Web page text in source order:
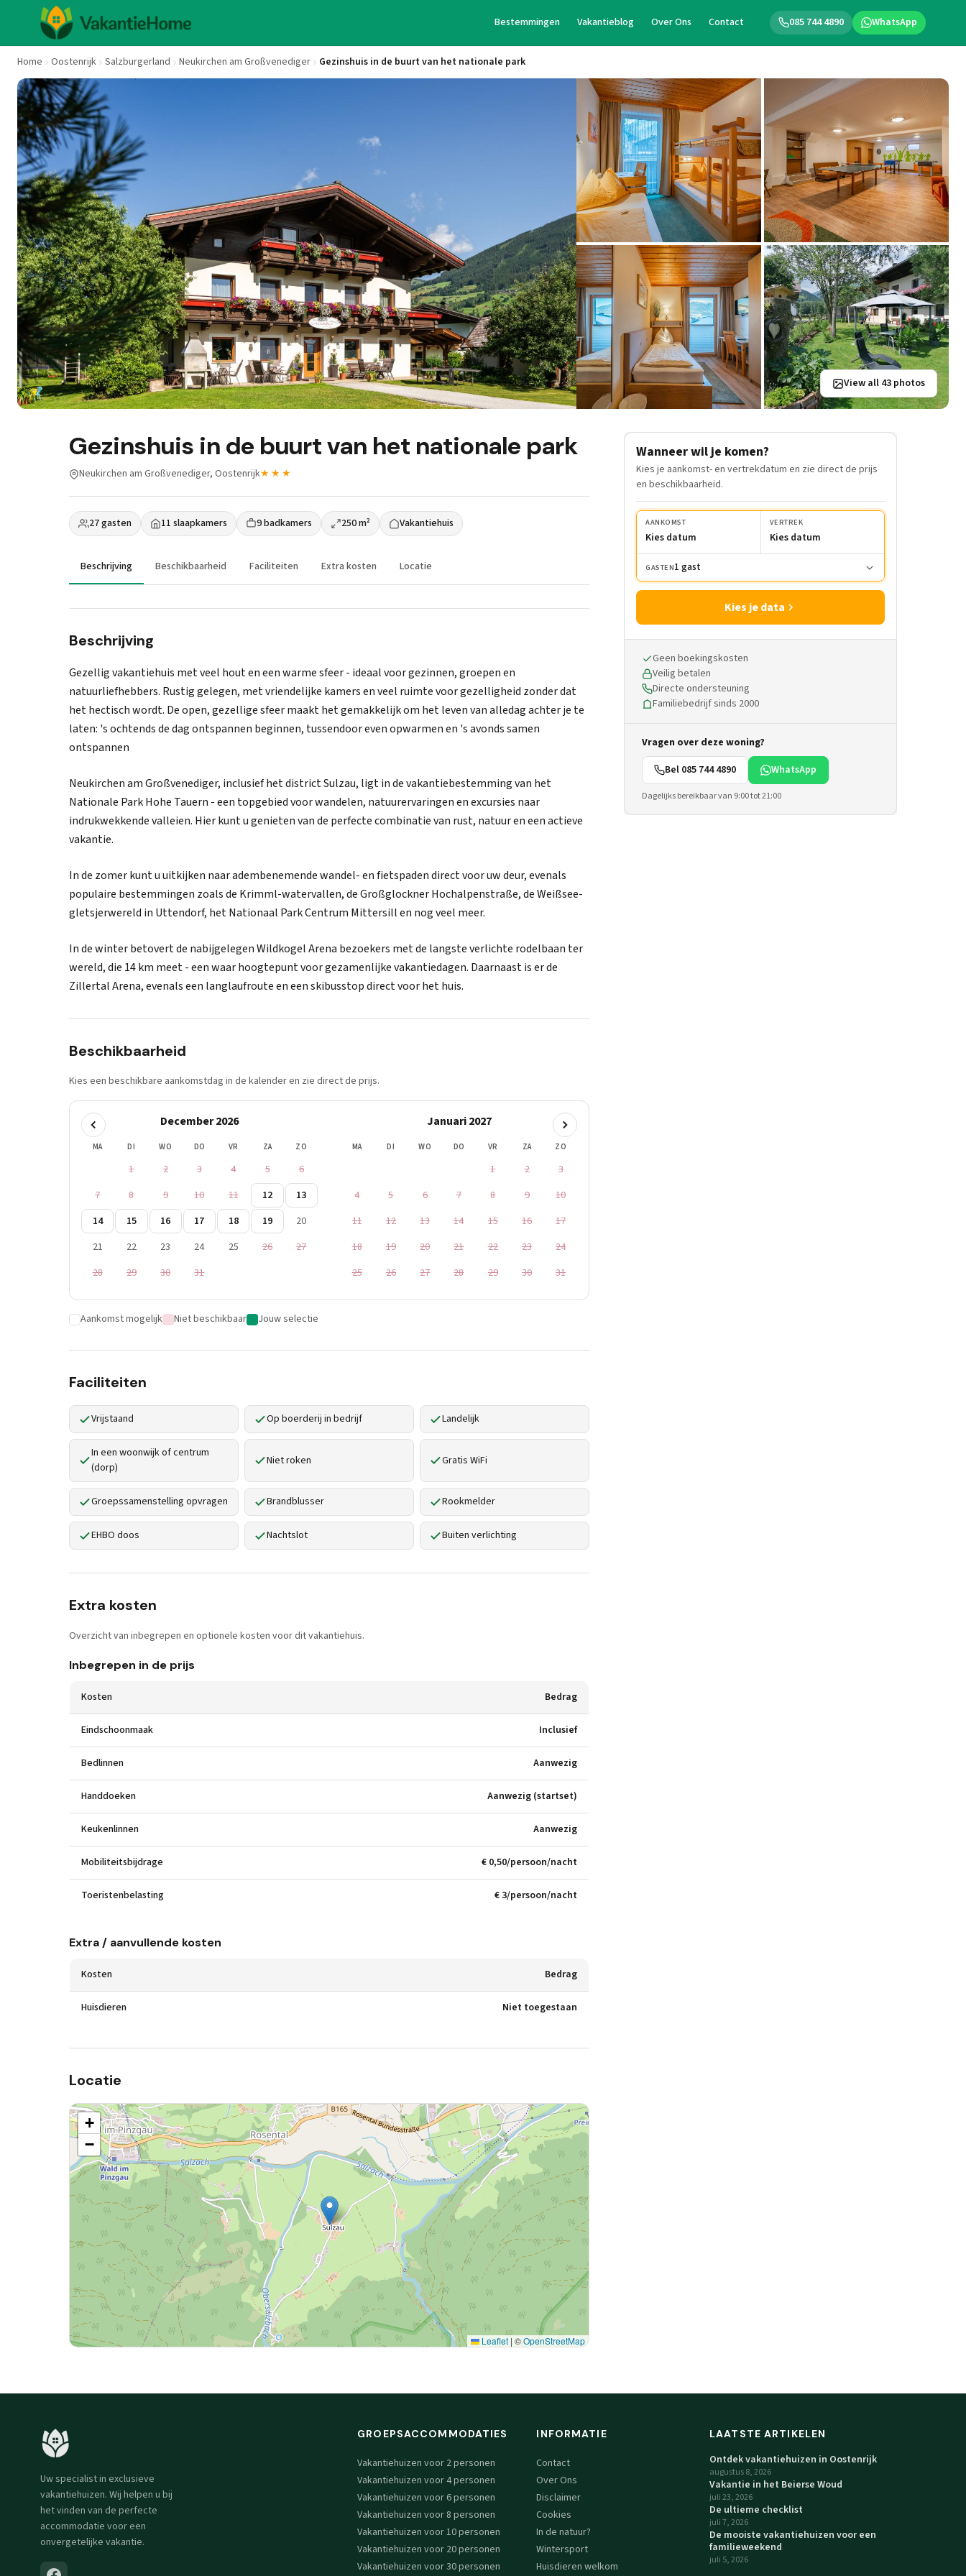
085 744 4890 WhatsApp
Bestemmingen Vakantieblog Over Ons Contact
Home Oostenrijk Salzburgerland Neukirchen am Großvenediger Gezinshuis in de buurt van het nationale park
View all 43 photos
Gezinshuis in de buurt van het nationale park
Neukirchen am Großvenediger, Oostenrijk★★★
27 gasten 11 slaapkamers 9 badkamers 250 m² Vakantiehuis
Beschrijving Beschikbaarheid Faciliteiten Extra kosten Locatie
Beschrijving
Gezellig vakantiehuis met veel hout en een warme sfeer - ideaal voor gezinnen, groepen en
natuurliefhebbers. Rustig gelegen, met vriendelijke kamers en veel ruimte voor gezelligheid zonder dat
het hectisch wordt. De open, gezellige sfeer maakt het gemakkelijk om het leven van alledag achter je te
laten: 's ochtends de dag ontspannen beginnen, tussendoor even opwarmen en 's avonds samen
ontspannen
Neukirchen am Großvenediger, inclusief het district Sulzau, ligt in de vakantiebestemming van het
Nationale Park Hohe Tauern - een topgebied voor wandelen, natuurervaringen en excursies naar
indrukwekkende valleien. Hier kunt u genieten van de perfecte combinatie van rust, natuur en een actieve
vakantie.
In de zomer kunt u uitkijken naar adembenemende wandel- en fietspaden direct voor uw deur, evenals
populaire bestemmingen zoals de Krimml-watervallen, de Großglockner Hochalpenstraße, de Weißsee-
gletsjerwereld in Uttendorf, het Nationaal Park Centrum Mittersill en nog veel meer.
In de winter betovert de nabijgelegen Wildkogel Arena bezoekers met de langste verlichte rodelbaan ter
wereld, die 14 km meet - een waar hoogtepunt voor gezamenlijke vakantiedagen. Daarnaast is er de
Zillertal Arena, evenals een langlaufroute en een skibusstop direct voor het huis.
Beschikbaarheid
Kies een beschikbare aankomstdag in de kalender en zie direct de prijs.
December 2026
MA DI WO DO VR ZA ZO
1 2 3 4 5
6
7
8 9 10 11 12
13
14
15 16 17 18 19
20
21
22 23 24 25 26
27
28
29 30 31
Januari 2027
MA DI WO DO VR ZA ZO
1 2
3
4
5 6 7 8 9
10
11
12 13 14 15 16
17
18
19 20 21 22 23
24
25
26 27 28 29 30 31
Aankomst mogelijk Niet beschikbaar Jouw selectie
Faciliteiten
Vrijstaand Op boerderij in bedrijf Landelijk
In een woonwijk of centrum
(dorp)
Niet roken Gratis WiFi
Groepssamenstelling opvragen Brandblusser Rookmelder
EHBO doos Nachtslot Buiten verlichting
Extra kosten
Overzicht van inbegrepen en optionele kosten voor dit vakantiehuis.
Inbegrepen in de prijs
Kosten Bedrag
Eindschoonmaak Inclusief
Bedlinnen Aanwezig
Handdoeken Aanwezig (startset)
Keukenlinnen Aanwezig
Mobiliteitsbijdrage € 0,50/persoon/nacht
Toeristenbelasting € 3/persoon/nacht
Extra / aanvullende kosten
Kosten Bedrag
Huisdieren Niet toegestaan
Locatie
+
−
Leaflet | ©OpenStreetMap
Wanneer wil je komen?
Kies je aankomst- en vertrekdatum en zie direct de prijs
en beschikbaarheid.
AANKOMST
Kies datum
VERTREK
Kies datum
GASTEN1 gast
Kies je data
Geen boekingskosten
Veilig betalen
Directe ondersteuning
Familiebedrijf sinds 2000
Vragen over deze woning?
Bel 085 744 4890
WhatsApp
Dagelijks bereikbaar van 9:00 tot 21:00
Uw specialist in exclusieve
vakantiehuizen. Wij helpen u bij
het vinden van de perfecte
accommodatie voor een
onvergetelijke vakantie.
GROEPSACCOMMODATIES
Vakantiehuizen voor 2 personen
Vakantiehuizen voor 4 personen
Vakantiehuizen voor 6 personen
Vakantiehuizen voor 8 personen
Vakantiehuizen voor 10 personen
Vakantiehuizen voor 20 personen
Vakantiehuizen voor 30 personen
INFORMATIE
Contact
Over Ons
Disclaimer
Cookies
In de natuur?
Wintersport
Huisdieren welkom
LAATSTE ARTIKELEN
Ontdek vakantiehuizen in Oostenrijk
augustus 8, 2026
Vakantie in het Beierse Woud
juli 23, 2026
De ultieme checklist
juli 7, 2026
De mooiste vakantiehuizen voor een
familieweekend
juli 5, 2026